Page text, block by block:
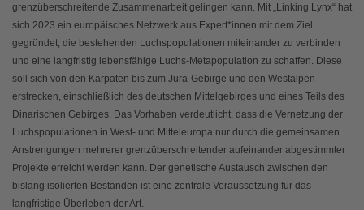
grenzüberschreitende Zusammenarbeit gelingen kann. Mit „Linking Lynx“ hat
sich 2023 ein europäisches Netzwerk aus Expert*innen mit dem Ziel
gegründet, die bestehenden Luchspopulationen miteinander zu verbinden
und eine langfristig lebensfähige Luchs-Metapopulation zu schaffen. Diese
soll sich von den Karpaten bis zum Jura-Gebirge und den Westalpen
erstrecken, einschließlich des deutschen Mittelgebirges und eines Teils des
Dinarischen Gebirges. Das Vorhaben verdeutlicht, dass die Vernetzung der
Luchspopulationen in West- und Mitteleuropa nur durch die gemeinsamen
Anstrengungen mehrerer grenzüberschreitender aufeinander abgestimmter
Projekte erreicht werden kann. Der genetische Austausch zwischen den
bislang isolierten Beständen ist eine zentrale Voraussetzung für das
langfristige Überleben der Art.